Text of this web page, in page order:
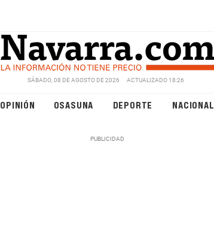
SÁBADO, 08 DE AGOSTO DE 2026 ACTUALIZADO 18:26
OPINIÓN OSASUNA DEPORTE NACIONAL